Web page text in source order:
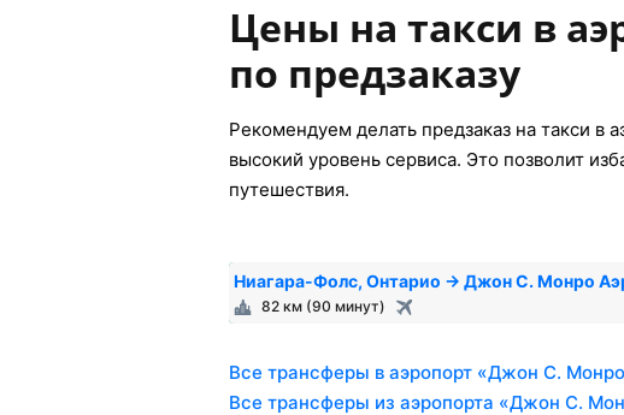
Цены на такси в
по предзаказу
Рекомендуем делать предзаказ на такси
высокий уровень сервиса. Это позволит
путешествия.
Ниагара-Фолс, Онтарио → Джон С. Монро
82 км (90 минут)
Все трансферы в аэропорт «Джон С.
Все трансферы из аэропорта «Джон С.